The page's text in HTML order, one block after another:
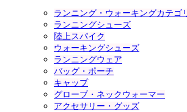
ランニング・ウォーキングカテゴ
ランニングシューズ
陸上スパイク
ウォーキングシューズ
ランニングウェア
バッグ・ポーチ
キャップ
グローブ・ネックウォーマー
アクセサリー・グッズ